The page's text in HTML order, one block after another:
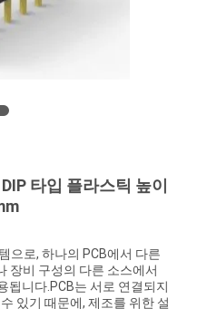
타입 플라스틱 높이
으로, 하나의 PCB에서 다른
장비 구성의 다른 소스에서
됩니다.PCB는 서로 연결되지
있기 때문에, 제조를 위한 설